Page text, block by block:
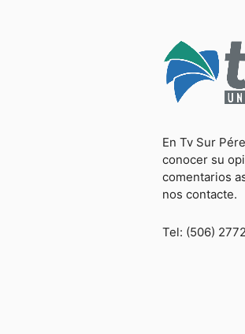
En Tv Sur
conocer su
comentarios
nos contacte.
Tel: (506)